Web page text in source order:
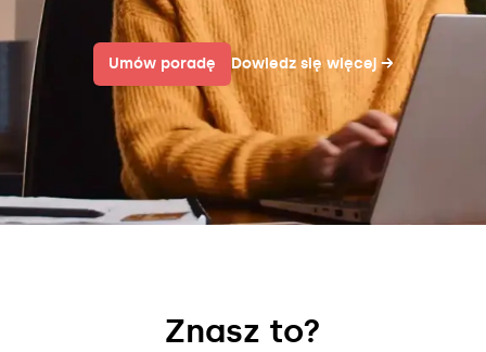
Umów poradę Dowiedz się więcej →
Znasz to?